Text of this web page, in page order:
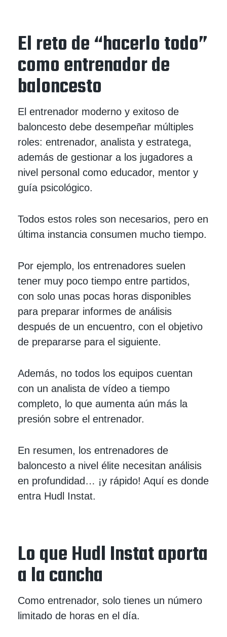
El reto de “hacerlo todo”
como entrenador de
baloncesto
El entrenador moderno y exitoso de
baloncesto debe desempeñar múltiples
roles: entrenador, analista y estratega,
además de gestionar a los jugadores a
nivel personal como educador, mentor y
guía psicológico.
Todos estos roles son necesarios, pero en
última instancia consumen mucho tiempo.
Por ejemplo, los entrenadores suelen
tener muy poco tiempo entre partidos,
con solo unas pocas horas disponibles
para preparar informes de análisis
después de un encuentro, con el objetivo
de prepararse para el siguiente.
Además, no todos los equipos cuentan
con un analista de vídeo a tiempo
completo, lo que aumenta aún más la
presión sobre el entrenador.
En resumen, los entrenadores de
baloncesto a nivel élite necesitan análisis
en profundidad… ¡y rápido! Aquí es donde
entra Hudl Instat.
Lo que Hudl Instat aporta
a la cancha
Como entrenador, solo tienes un número
limitado de horas en el día.